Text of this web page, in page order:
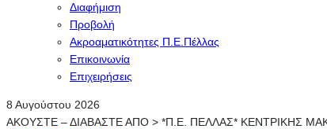
Διαφήμιση
Προβολή
Ακροαματικότητες Π.Ε.Πέλλας
Επικοινωνία
Επιχειρήσεις
8 Αυγούστου 2026
ΑΚΟΥΣΤΕ – ΔΙΑΒΑΣΤΕ ΑΠΟ > *Π.Ε. ΠΕΛΛΑΣ* ΚΕΝΤΡΙΚΗΣ